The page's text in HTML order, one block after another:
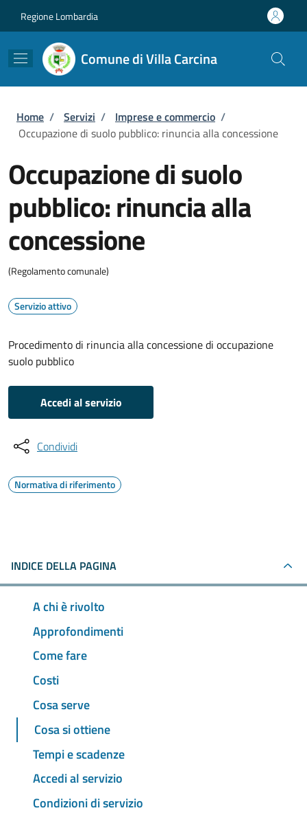
Regione Lombardia
Comune di Villa Carcina
Briciole di pane
Home / Servizi / Imprese e commercio /
Occupazione di suolo pubblico: rinuncia alla concessione
Occupazione di suolo
pubblico: rinuncia alla
concessione
(Regolamento comunale)
Servizio attivo
Procedimento di rinuncia alla concessione di occupazione
suolo pubblico
Accedi al servizio
Condividi
Normativa di riferimento
INDICE DELLA PAGINA
A chi è rivolto
Approfondimenti
Come fare
Costi
Cosa serve
Cosa si ottiene
Tempi e scadenze
Accedi al servizio
Condizioni di servizio